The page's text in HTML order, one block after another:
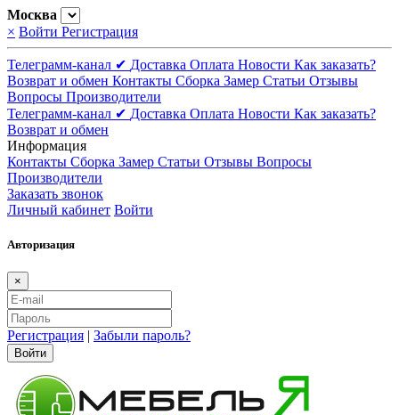
Москва
× Войти Регистрация
Телеграмм-канал ✔ Доставка Оплата Новости Как заказать?
Возврат и обмен Контакты Сборка Замер Статьи Отзывы
Вопросы Производители
Телеграмм-канал ✔ Доставка Оплата Новости Как заказать?
Возврат и обмен
Информация
Контакты Сборка Замер Статьи Отзывы Вопросы
Производители
Заказать звонок
Личный кабинет Войти
Авторизация
×
Регистрация | Забыли пароль?
Войти